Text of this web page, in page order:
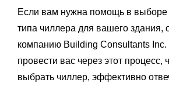
Если вам нужна помощь в выборе
типа чиллера для вашего здания,
компанию Building Consultants
провести вас через этот процесс,
выбрать чиллер, эффективно